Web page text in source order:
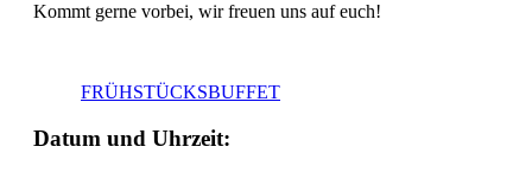
Kommt gerne vorbei, wir freuen uns auf euch!
FRÜHSTÜCKSBUFFET
Datum und Uhrzeit: